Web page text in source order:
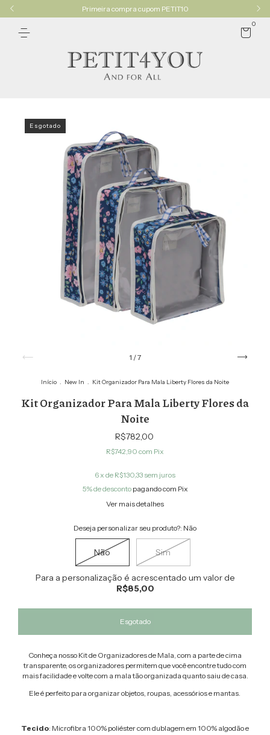
Primeira compra cupom PETIT10
0
Esgotado
1 /7
Início . New In . Kit Organizador Para Mala Liberty Flores da Noite
Kit Organizador Para Mala Liberty Flores da
Noite
R$782,00
R$742,90 com Pix
6x de R$130,33 sem juros
5% de descontopagando com Pix
Ver mais detalhes
Deseja personalizar seu produto?: Não
Não Sim
Para a personalização é acrescentado um valor de
R$85,00
Conheça nosso Kit de Organizadores de Mala, com a parte de cima
transparente, os organizadores permitem que você encontre tudo com
mais facilidade e volte com a mala tão organizada quanto saiu de casa.
Ele é perfeito para organizar objetos, roupas, acessórios e mantas.
Tecido: Microfibra 100% poliéster com dublagem em 100% algodão e